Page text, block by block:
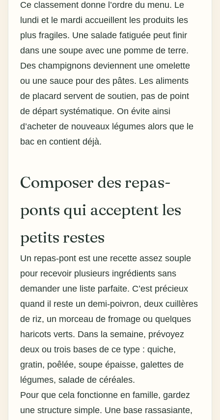
Ce classement donne l’ordre du menu. Le
lundi et le mardi accueillent les produits les
plus fragiles. Une salade fatiguée peut finir
dans une soupe avec une pomme de terre.
Des champignons deviennent une omelette
ou une sauce pour des pâtes. Les aliments
de placard servent de soutien, pas de point
de départ systématique. On évite ainsi
d’acheter de nouveaux légumes alors que le
bac en contient déjà.
Composer des repas-
ponts qui acceptent les
petits restes
Un repas-pont est une recette assez souple
pour recevoir plusieurs ingrédients sans
demander une liste parfaite. C’est précieux
quand il reste un demi-poivron, deux cuillères
de riz, un morceau de fromage ou quelques
haricots verts. Dans la semaine, prévoyez
deux ou trois bases de ce type : quiche,
gratin, poêlée, soupe épaisse, galettes de
légumes, salade de céréales.
Pour que cela fonctionne en famille, gardez
une structure simple. Une base rassasiante,